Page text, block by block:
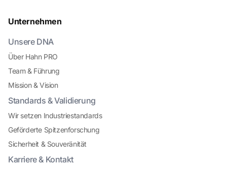
Unternehmen
Unsere DNA
Über Hahn PRO
Team & Führung
Mission & Vision
Standards & Validierung
Wir setzen Industriestandards
Geförderte Spitzenforschung
Sicherheit & Souveränität
Karriere & Kontakt